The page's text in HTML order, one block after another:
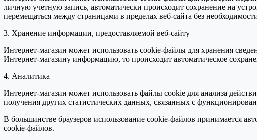
личную учетную запись, автоматически происходит сохранение на
перемещаться между страницами в пределах веб-сайта без
3. Хранение информации, предоставляемой веб-сайту
Интернет-магазин может использовать сookie-файлы для хранения
Интернет-магазину информацию, то происходит автоматическое
4. Аналитика
Интернет-магазин может использовать файлы cookie для анализа
получения других статистических данных, связанных с
В большинстве браузеров использование сookie-файлов принимается
сookie-файлов.